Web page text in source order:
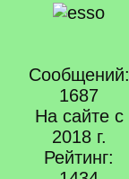
Сообщений:
1687
На сайте с
2018 г.
Рейтинг: